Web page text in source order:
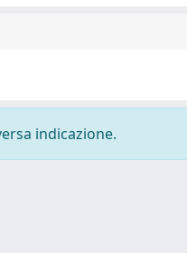
indicazione.